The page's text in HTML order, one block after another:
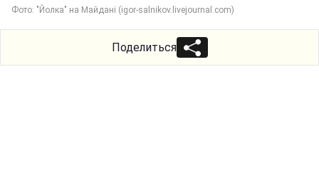
Фото: "Йолка" на Майдані (igor-salnikov.livejournal.com)
Поделиться